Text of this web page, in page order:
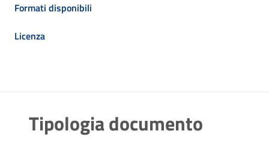
Formati disponibili
Licenza
Tipologia documento